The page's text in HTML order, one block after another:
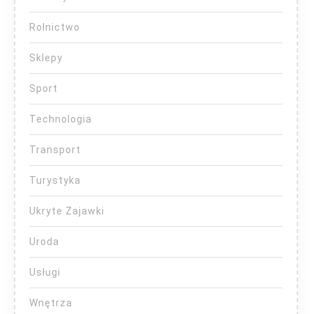
Rolnictwo
Sklepy
Sport
Technologia
Transport
Turystyka
Ukryte Zajawki
Uroda
Usługi
Wnętrza